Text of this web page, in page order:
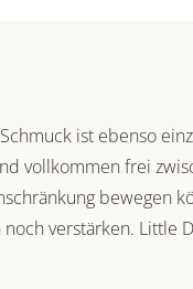
ist ebenso
vollkommen frei
bewegen
verstärken. Little